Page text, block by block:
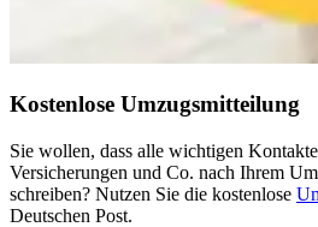
Kostenlose Umzugsmitteilung
Sie wollen, dass alle wichtigen
Versicherungen und Co. nach Ihrem
schreiben? Nutzen Sie die kostenlose
Deutschen Post.